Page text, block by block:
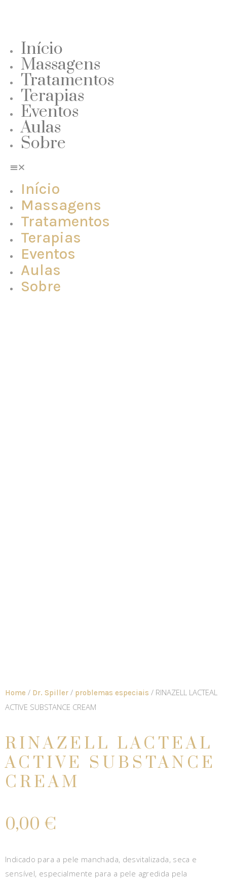
Início
Massagens
Tratamentos
Terapias
Eventos
Aulas
Sobre
Início
Massagens
Tratamentos
Terapias
Eventos
Aulas
Sobre
Home / Dr. Spiller / problemas especiais / RINAZELL LACTEAL
ACTIVE SUBSTANCE CREAM
RINAZELL LACTEAL
ACTIVE SUBSTANCE
CREAM
0,00 €
Indicado para a pele manchada, desvitalizada, seca e
sensível, especialmente para a pele agredida pela